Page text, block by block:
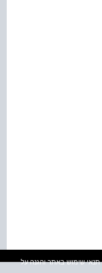
תנאי שימוש באתר והגנה על